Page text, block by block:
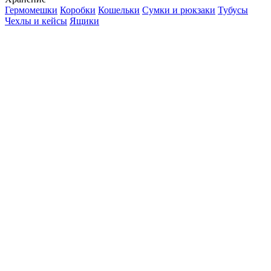
Гермомешки Коробки Кошельки Сумки и рюкзаки Тубусы
Чехлы и кейсы Ящики